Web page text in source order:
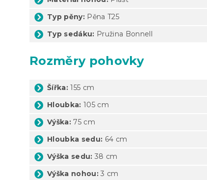
Typ pěny: Pěna T25
Typ sedáku: Pružina Bonnell
Rozměry pohovky
Šířka: 155 cm
Hloubka: 105 cm
Výška: 75 cm
Hloubka sedu: 64 cm
Výška sedu: 38 cm
Výška nohou: 3 cm